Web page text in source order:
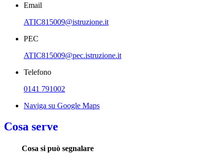
Email
ATIC815009@istruzione.it
PEC
ATIC815009@pec.istruzione.it
Telefono
0141 791002
Naviga su Google Maps
Cosa serve
Cosa si può segnalare